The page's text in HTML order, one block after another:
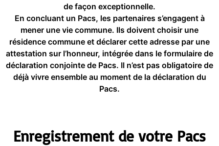
de façon exceptionnelle.
En concluant un Pacs, les partenaires s’engagent à
mener une vie commune. Ils doivent choisir une
résidence commune et déclarer cette adresse par une
attestation sur l’honneur, intégrée dans le formulaire de
déclaration conjointe de Pacs. Il n’est pas obligatoire de
déjà vivre ensemble au moment de la déclaration du
Pacs.
Enregistrement de votre Pacs